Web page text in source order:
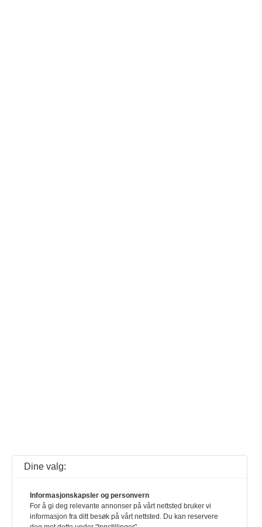
Dine valg:
Informasjonskapsler og personvern
For å gi deg relevante annonser på vårt nettsted bruker vi
informasjon fra ditt besøk på vårt nettsted. Du kan reservere